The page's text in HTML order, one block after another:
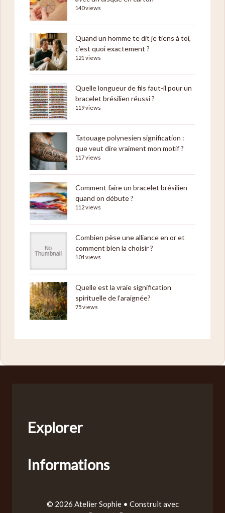
140 views
Quand un homme te dit je tiens à toi,
c’est quoi exactement ?
121 views
Quelle longueur de fils faut-il pour un
bracelet brésilien réussi ?
119 views
Tatouage polynesien signification :
que veut dire vraiment mon motif ?
117 views
Comment faire un bracelet brésilien
quand on débute ?
112 views
Combien pèse une alliance en or et
comment bien la choisir ?
104 views
Quelle est la vraie signification
spirituelle de l’araignée?
75 views
Explorer
Informations
© 2026 Atelier Sophie• Construit avec